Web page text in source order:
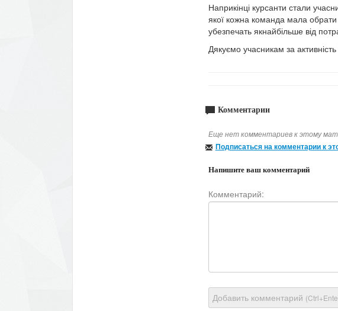
Наприкінці курсанти стали
якої кожна команда мала
убезпечать якнайбільше від
Дякуємо учасникам за активність
Комментарии
Еще нет комментариев к этому
Подписаться на комментарии к
Напишите ваш комментарий
Комментарий:
Добавить комментарий